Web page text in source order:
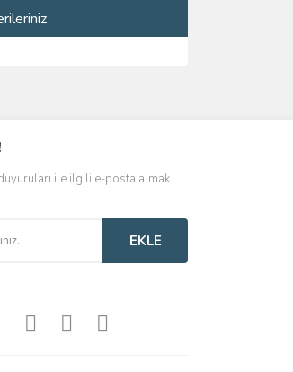
ile ilgili e-posta almak
EKLE